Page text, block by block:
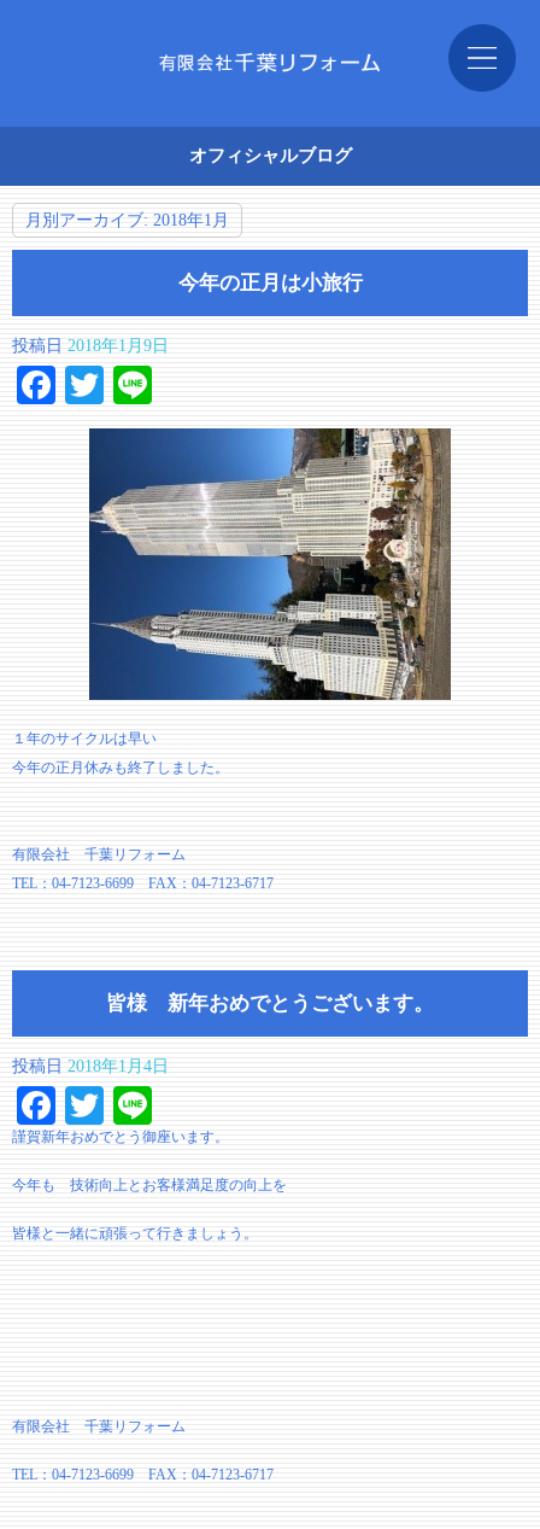
オフィシャルブログ
月別アーカイブ: 2018年1月
今年の正月は小旅行
投稿日 2018年1月9日
Facebook
Twitter
１年のサイクルは早い
今年の正月休みも終了しました。
有限会社 千葉リフォーム
TEL：04-7123-6699 FAX：04-7123-6717
皆様 新年おめでとうございます。
投稿日 2018年1月4日
Facebook
Twitter
謹賀新年おめでとう御座います。
今年も 技術向上とお客様満足度の向上を
皆様と一緒に頑張って行きましょう。
有限会社 千葉リフォーム
TEL：04-7123-6699 FAX：04-7123-6717